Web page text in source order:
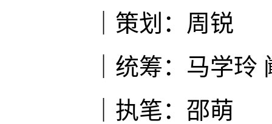
｜策划：周锐
｜统筹：马学玲
｜执笔：邵萌